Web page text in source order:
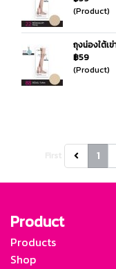
(Product)
ถุงน่องใต้เ
฿59
(Product)
1
Product
Products
Shop